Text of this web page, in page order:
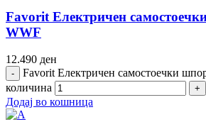
Favorit Електричен
WWF
12.490 ден
Favorit Електричен самостоечки
количина
Додај во кошница